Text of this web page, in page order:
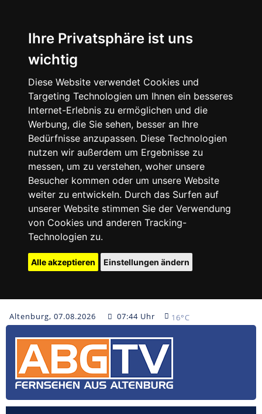
Ihre Privatsphäre ist uns
wichtig
Diese Website verwendet Cookies und
Targeting Technologien um Ihnen ein besseres
Internet-Erlebnis zu ermöglichen und die
Werbung, die Sie sehen, besser an Ihre
Bedürfnisse anzupassen. Diese Technologien
nutzen wir außerdem um Ergebnisse zu
messen, um zu verstehen, woher unsere
Besucher kommen oder um unsere Website
weiter zu entwickeln. Durch das Surfen auf
unserer Website stimmen Sie der Verwendung
von Cookies und anderen Tracking-
Technologien zu.
Alle akzeptieren Einstellungen ändern
Altenburg, 07.08.2026 07:44 Uhr 16°C